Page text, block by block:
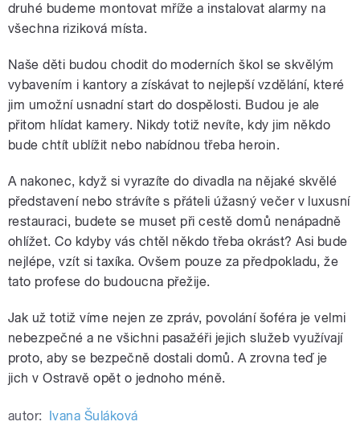
druhé budeme montovat mříže a instalovat alarmy na
všechna riziková místa.
Naše děti budou chodit do moderních škol se skvělým
vybavením i kantory a získávat to nejlepší vzdělání, které
jim umožní usnadní start do dospělosti. Budou je ale
přitom hlídat kamery. Nikdy totiž nevíte, kdy jim někdo
bude chtít ublížit nebo nabídnou třeba heroin.
A nakonec, když si vyrazíte do divadla na nějaké skvělé
představení nebo strávíte s přáteli úžasný večer v luxusní
restauraci, budete se muset při cestě domů nenápadně
ohlížet. Co kdyby vás chtěl někdo třeba okrást? Asi bude
nejlépe, vzít si taxíka. Ovšem pouze za předpokladu, že
tato profese do budoucna přežije.
Jak už totiž víme nejen ze zpráv, povolání šoféra je velmi
nebezpečné a ne všichni pasažéři jejich služeb využívají
proto, aby se bezpečně dostali domů. A zrovna teď je
jich v Ostravě opět o jednoho méně.
autor: Ivana Šuláková